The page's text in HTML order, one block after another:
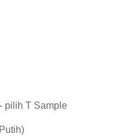
pilih T Sample